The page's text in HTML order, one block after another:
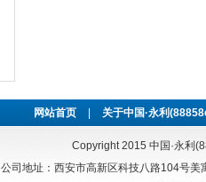
网站首页 关于中国·永利
Copyright 2015 中国·永利
公司地址：西安市高新区科技八路104号